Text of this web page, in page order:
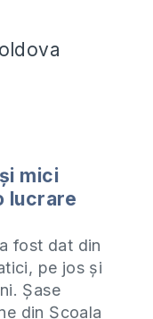
mici
lucrare
fost dat din
pe jos şi
Şase
din Şcoala